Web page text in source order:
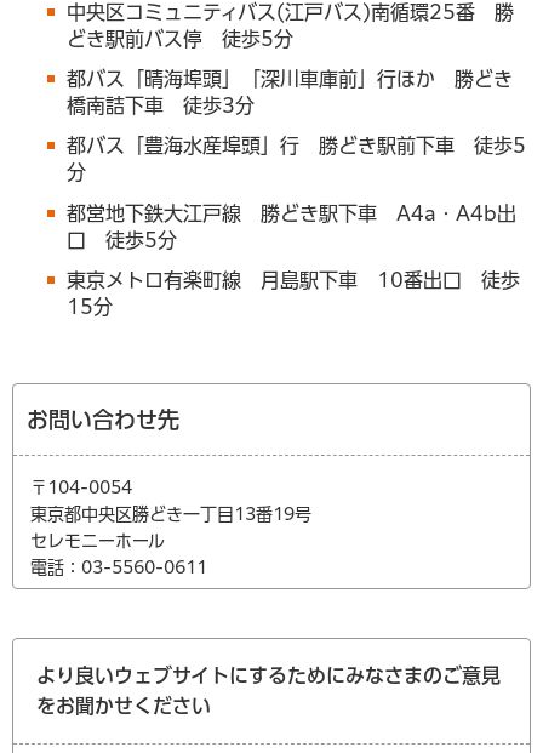
中央区コミュニティバス(江戸バス)南循環25番 勝
どき駅前バス停 徒歩5分
都バス「晴海埠頭」「深川車庫前」行ほか 勝どき
橋南詰下車 徒歩3分
都バス「豊海水産埠頭」行 勝どき駅前下車 徒歩5
分
都営地下鉄大江戸線 勝どき駅下車 A4a・A4b出
口 徒歩5分
東京メトロ有楽町線 月島駅下車 10番出口 徒歩
15分
お問い合わせ先
〒104-0054
東京都中央区勝どき一丁目13番19号
セレモニーホール
電話：03-5560-0611
より良いウェブサイトにするためにみなさまのご意見
をお聞かせください